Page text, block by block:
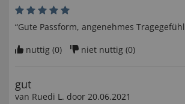
“Gute Passform, angenehmes
nuttig (0) niet nuttig (0)
gut
van Ruedi L. door 20.06.2021